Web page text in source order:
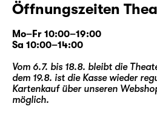
Öffnungszeiten
Mo–Fr 10:00–19:00
Sa 10:00–14:00
Vom 6.7. bis 18.8. bleibt die
dem 19.8. ist die Kasse wieder
Kartenkauf über unseren
möglich.